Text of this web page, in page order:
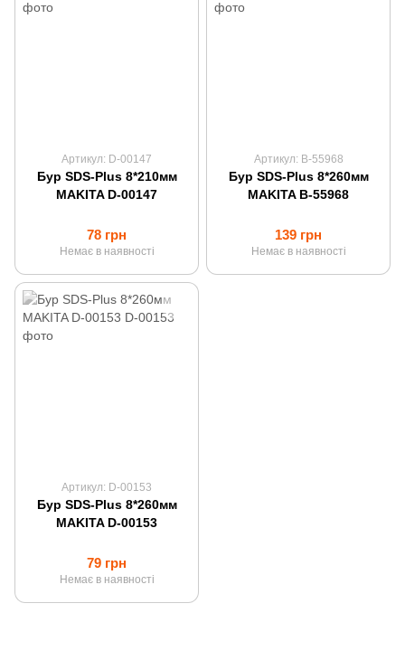
Артикул: D-00147
Бур SDS-Plus 8*210мм
MAKITA D-00147
78 грн
Немає в наявності
Артикул: B-55968
Бур SDS-Plus 8*260мм
MAKITA B-55968
139 грн
Немає в наявності
Артикул: D-00153
Бур SDS-Plus 8*260мм
MAKITA D-00153
79 грн
Немає в наявності